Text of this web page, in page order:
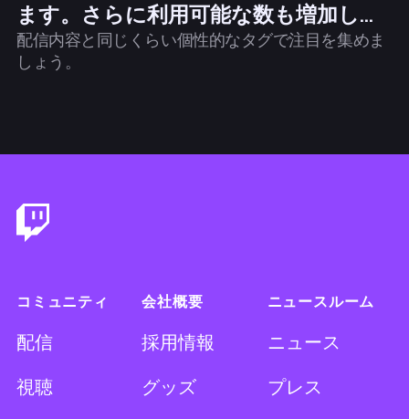
ます。さらに利用可能な数も増加しま
す。
配信内容と同じくらい個性的なタグで注目を集めま
しょう。
コミュニティ
配信
視聴
会社概要
採用情報
グッズ
ニュースルーム
ニュース
プレス